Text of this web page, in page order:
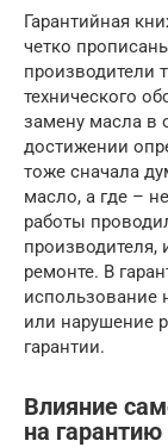
Гарантийная
четко
производители
технического
замену масла в
достижении
тоже сначала
масло, а где –
работы
производителя,
ремонте. В
использование
или нарушение
гарантии.
Влияние
на гарантию